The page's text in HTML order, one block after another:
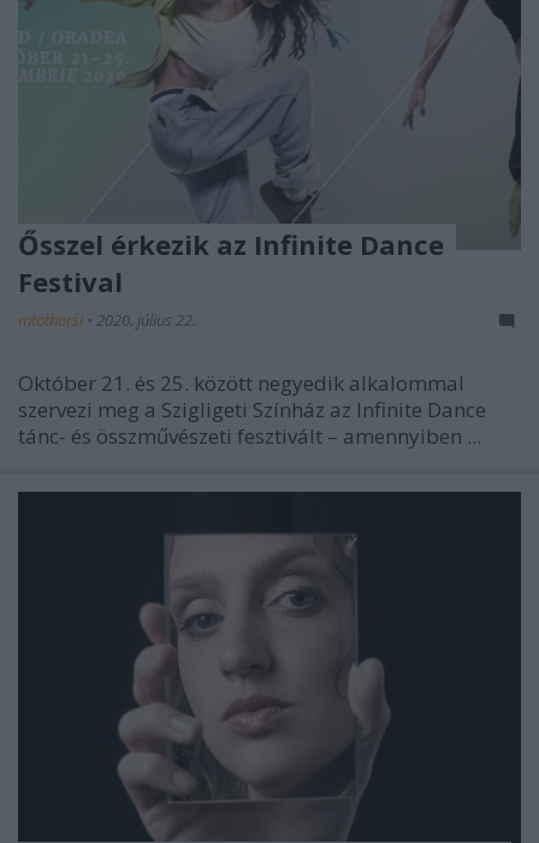
Ősszel érkezik az Infinite Dance
Festival
mtothorsi • 2020. július 22.
Október 21. és 25. között negyedik alkalommal
szervezi meg a Szigligeti Színház az Infinite Dance
tánc- és összművészeti fesztivált – amennyiben ...